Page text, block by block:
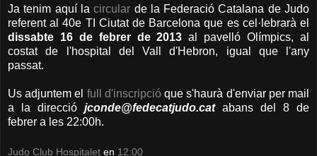
Ja tenim aquí lacircular de la Federació Catalana de Judo
referent al 40e TI Ciutat de Barcelona que es cel·lebrarà el
dissabte 16 de febrer de 2013 al pavelló Olímpics, al
costat de l'hospital del Vall d'Hebron, igual que l'any
passat.
Us adjuntem el full d'inscripcióque s'haurà d'enviar per mail
a la direcció jconde@fedecatjudo.catabans del 8 de
febrer a les 22:00h.
Judo Club Hospitalet en 12:00